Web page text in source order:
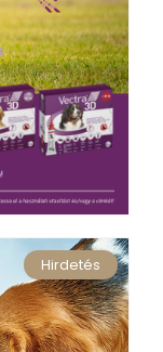
Hirdetés